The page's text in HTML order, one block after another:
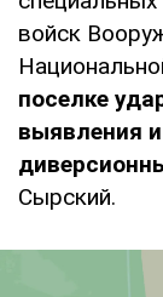
войск
поселке
выявления
Сырский.